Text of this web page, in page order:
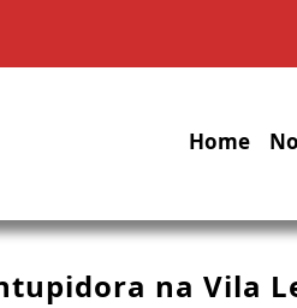
Home
na Vila